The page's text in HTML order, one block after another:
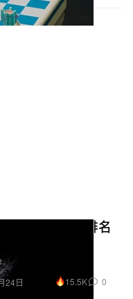
有價值品牌排名
24日 15.5K 0